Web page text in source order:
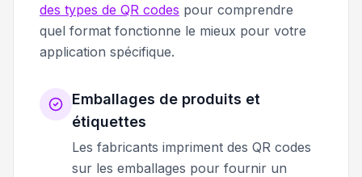
des types de QR codes pour comprendre
quel format fonctionne le mieux pour votre
application spécifique.
Emballages de produits et
étiquettes
Les fabricants impriment des QR codes
sur les emballages pour fournir un